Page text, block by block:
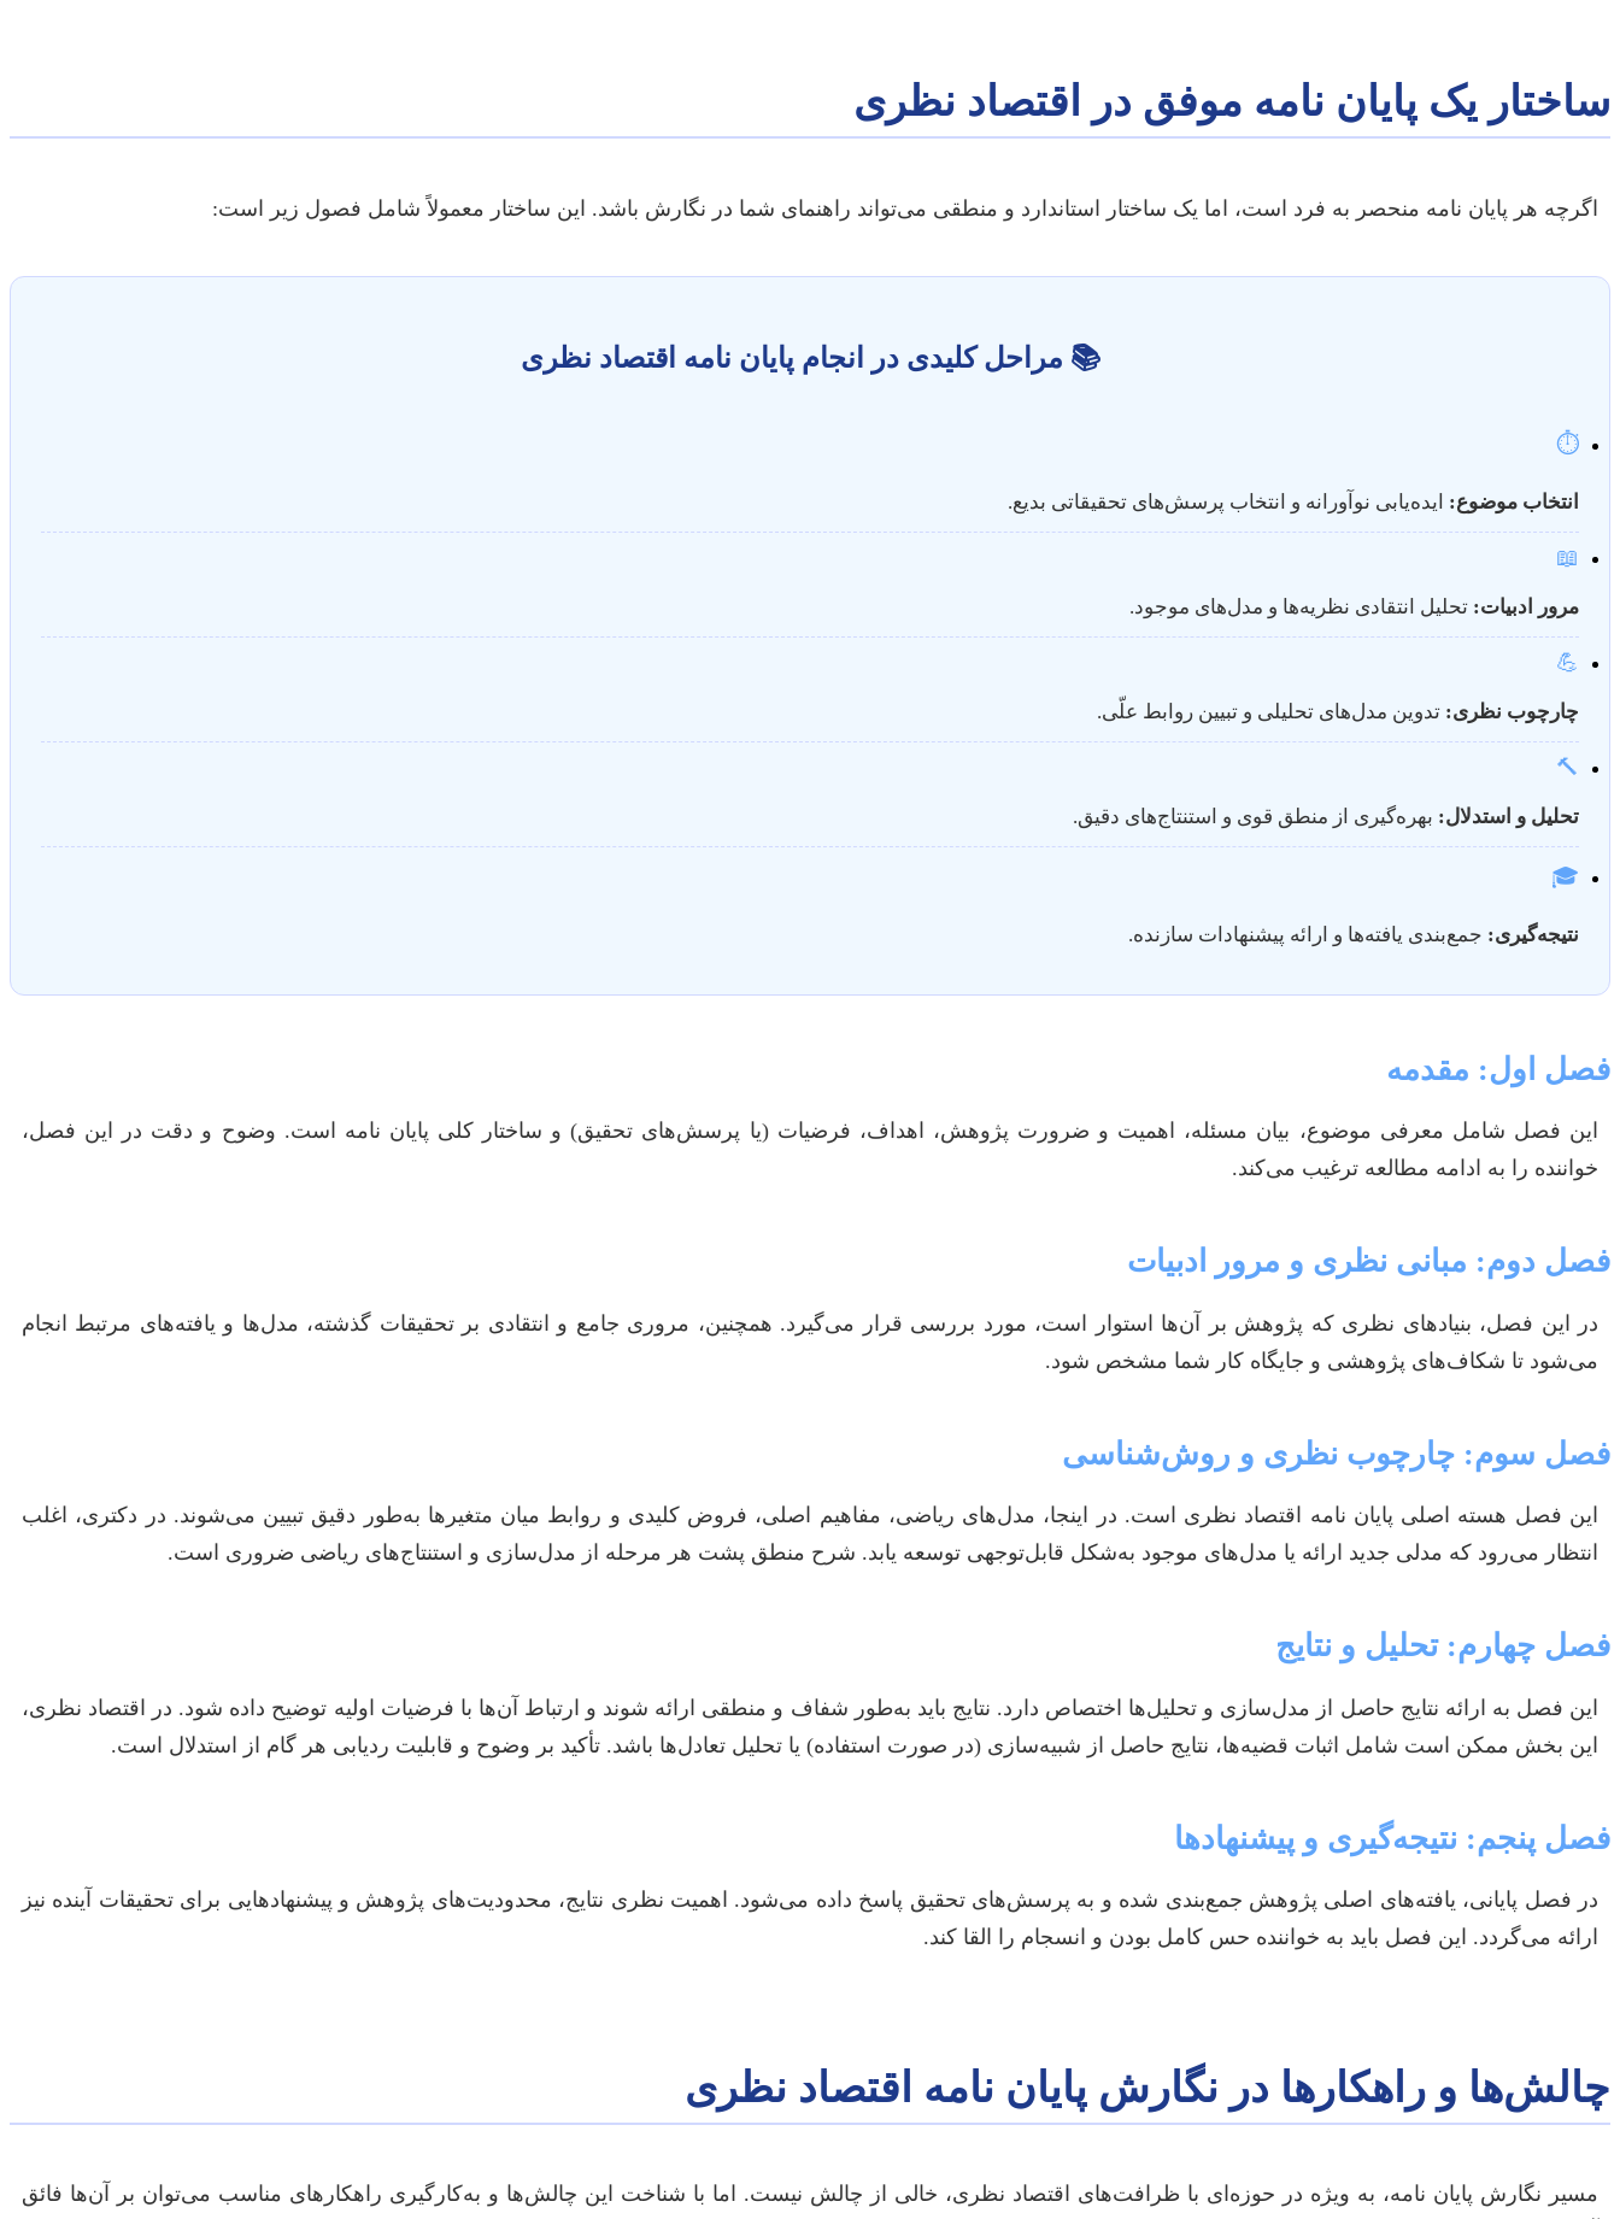
ساختار یک پایان نامه موفق در اقتصاد نظری
اگرچه هر پایان نامه منحصر به فرد است، اما یک ساختار استاندارد و منطقی می‌تواند راهنمای شما در نگارش باشد. این ساختار معمولاً شامل فصول زیر است:
📚 مراحل کلیدی در انجام پایان نامه اقتصاد نظری
⏱
انتخاب موضوع: ایده‌یابی نوآورانه و انتخاب پرسش‌های تحقیقاتی بدیع.
📖
مرور ادبیات: تحلیل انتقادی نظریه‌ها و مدل‌های موجود.
💪
چارچوب نظری: تدوین مدل‌های تحلیلی و تبیین روابط علّی.
🔨
تحلیل و استدلال: بهره‌گیری از منطق قوی و استنتاج‌های دقیق.
🎓
نتیجه‌گیری: جمع‌بندی یافته‌ها و ارائه پیشنهادات سازنده.
فصل اول: مقدمه
این فصل شامل معرفی موضوع، بیان مسئله، اهمیت و ضرورت پژوهش، اهداف، فرضیات (یا پرسش‌های تحقیق) و ساختار کلی پایان نامه است. وضوح و دقت در این فصل،
خواننده را به ادامه مطالعه ترغیب می‌کند.
فصل دوم: مبانی نظری و مرور ادبیات
در این فصل، بنیادهای نظری که پژوهش بر آن‌ها استوار است، مورد بررسی قرار می‌گیرد. همچنین، مروری جامع و انتقادی بر تحقیقات گذشته، مدل‌ها و یافته‌های مرتبط انجام
می‌شود تا شکاف‌های پژوهشی و جایگاه کار شما مشخص شود.
فصل سوم: چارچوب نظری و روش‌شناسی
این فصل هسته اصلی پایان نامه اقتصاد نظری است. در اینجا، مدل‌های ریاضی، مفاهیم اصلی، فروض کلیدی و روابط میان متغیرها به‌طور دقیق تبیین می‌شوند. در دکتری، اغلب
انتظار می‌رود که مدلی جدید ارائه یا مدل‌های موجود به‌شکل قابل‌توجهی توسعه یابد. شرح منطق پشت هر مرحله از مدل‌سازی و استنتاج‌های ریاضی ضروری است.
فصل چهارم: تحلیل و نتایج
این فصل به ارائه نتایج حاصل از مدل‌سازی و تحلیل‌ها اختصاص دارد. نتایج باید به‌طور شفاف و منطقی ارائه شوند و ارتباط آن‌ها با فرضیات اولیه توضیح داده شود. در اقتصاد نظری،
این بخش ممکن است شامل اثبات قضیه‌ها، نتایج حاصل از شبیه‌سازی (در صورت استفاده) یا تحلیل تعادل‌ها باشد. تأکید بر وضوح و قابلیت ردیابی هر گام از استدلال است.
فصل پنجم: نتیجه‌گیری و پیشنهادها
در فصل پایانی، یافته‌های اصلی پژوهش جمع‌بندی شده و به پرسش‌های تحقیق پاسخ داده می‌شود. اهمیت نظری نتایج، محدودیت‌های پژوهش و پیشنهادهایی برای تحقیقات آینده نیز
ارائه می‌گردد. این فصل باید به خواننده حس کامل بودن و انسجام را القا کند.
چالش‌ها و راهکارها در نگارش پایان نامه اقتصاد نظری
مسیر نگارش پایان نامه، به ویژه در حوزه‌ای با ظرافت‌های اقتصاد نظری، خالی از چالش نیست. اما با شناخت این چالش‌ها و به‌کارگیری راهکارهای مناسب می‌توان بر آن‌ها فائق